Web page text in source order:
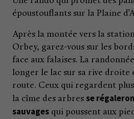
époustouflants sur la Plaine
Après la montée vers la
Orbey, garez-vous sur les
face aux falaises. La
longer le lac sur sa rive droite
route. Ceux qui regardent plus
la cîme des arbres se
sauvages qui poussent aux